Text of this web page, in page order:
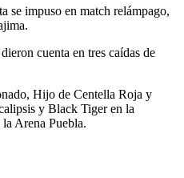
se impuso en match relámpago,
cuenta en tres caídas de
Hijo de Centella Roja y
y Black Tiger en la
Arena Puebla.